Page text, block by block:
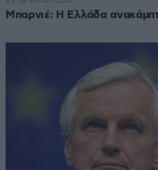
Μπαρνιέ: Η Ελλάδα